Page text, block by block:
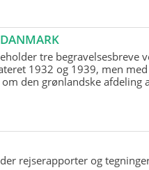
tre begravelsesbreve
1932 og 1939, men
den grønlandske afdeling
rejserapporter og